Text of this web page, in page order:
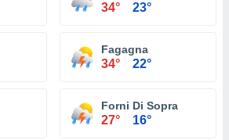
34° 23°
Fagagna
34° 22°
Forni Di Sopra
27° 16°